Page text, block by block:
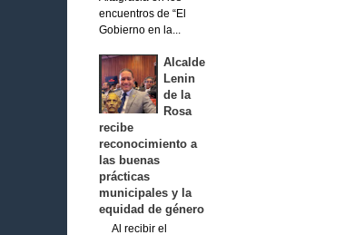
encuentros de “El
Gobierno en la...
Alcalde
Lenin
de la
Rosa
recibe
reconocimiento a
las buenas
prácticas
municipales y la
equidad de género
Al recibir el